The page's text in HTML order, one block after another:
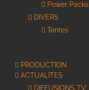
Power Packs
DIVERS
Tentes
PRODUCTION
ACTUALITES
DIFFUSIONS TV